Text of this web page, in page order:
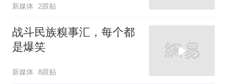
新媒体 2跟贴
战斗民族糗事汇，每个都
是爆笑
新媒体 8跟贴